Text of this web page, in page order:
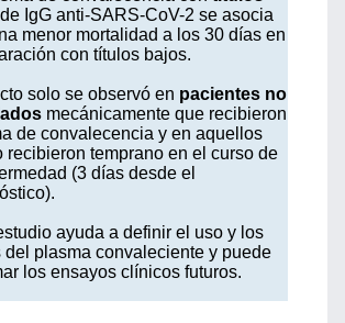
de IgG anti-SARS-CoV-2 se asocia
menor mortalidad a los 30 días en
con títulos bajos.
solo se observó en pacientes no
mecánicamente que recibieron
de convalecencia y en aquellos
recibieron temprano en el curso de
(3 días desde el
ayuda a definir el uso y los
del plasma convaleciente y puede
los ensayos clínicos futuros.